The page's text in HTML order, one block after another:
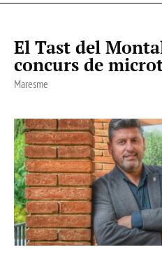
El Tast del
concurs de
Maresme